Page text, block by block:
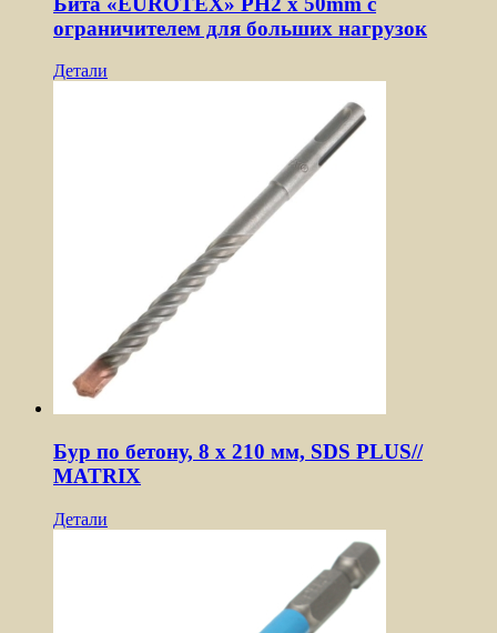
ограничителем для больших нагрузок
Детали
Бур по бетону, 8 x 210 мм, SDS PLUS//
MATRIX
Детали